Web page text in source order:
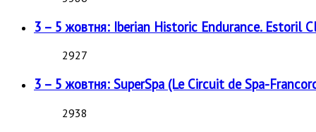
3 – 5 жовтня: Iberian Historic Endurance. Estoril
2927
3 – 5 жовтня: SuperSpa (Le Circuit de Spa-
2938